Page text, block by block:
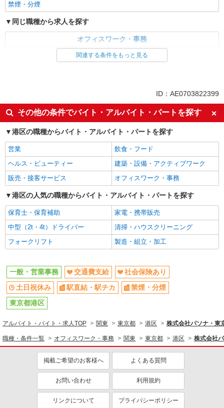
禁煙・分煙
同じ職種から求人を探す
オフィスワーク・事務
土日祝休み
関連する条件をもっと見る
ID：AE0703822399
その他の条件でバイト・アルバイト・パートを探す
港区の職種からバイト・アルバイト・パートを探す
営業
飲食・フード
ヘルス・ビューティー
建築・設備・アクティブワーク
販売・接客サービス
オフィスワーク・事務
港区の人気の職種からバイト・アルバイト・パートを探す
保育士・保育補助
家電・携帯販売
中型（2t・4t）ドライバー
清掃・ハウスクリーニング
フォークリフト
製造・組立・加工
一般・営業事務 交通費支給
社会保険あり
土日祝休み
駅直結・駅チカ
禁煙・分煙
東京都港区
アルバイト・バイト・求人TOP 関東 東京都 港区 株式会社パソナ・東
職種・条件一覧 オフィスワーク・事務 関東 東京都 港区 株式会社
掲載ご希望のお客様へ よくある質問
お問い合わせ 利用規約
リンクについて プライバシーポリシー